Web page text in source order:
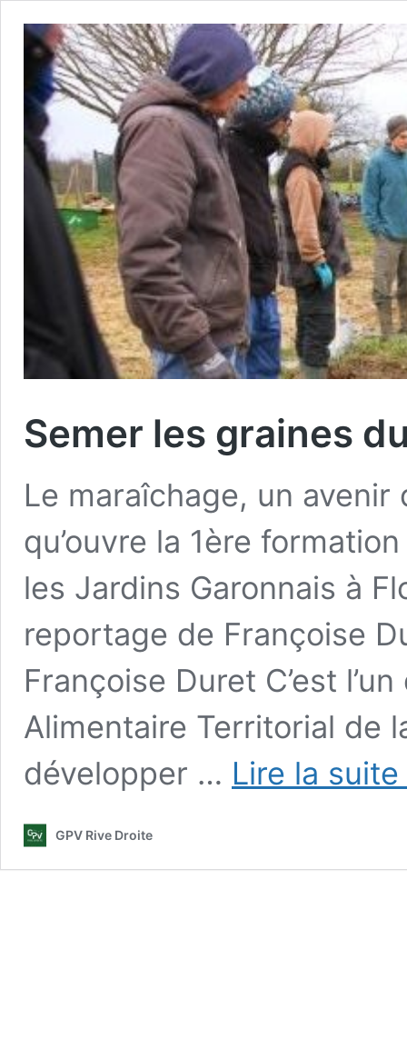
Semer les graines
Le maraîchage, un avenir
qu’ouvre la 1ère
les Jardins Garonnais à
reportage de Françoise
Françoise Duret C’est
Alimentaire Territorial de
développer … Lire la
GPV Rive Droite